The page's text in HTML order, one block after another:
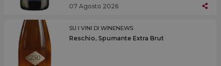
07 Agosto 2026
SU I VINI DI WINENEWS
Reschio, Spumante Extra Brut